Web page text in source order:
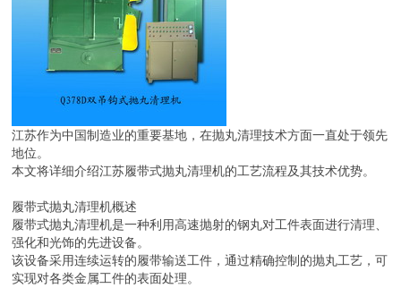
江苏作为中国制造业的重要基地，在抛丸清理技术方面一直处于领先
地位。
本文将详细介绍江苏履带式抛丸清理机的工艺流程及其技术优势。
履带式抛丸清理机概述
履带式抛丸清理机是一种利用高速抛射的钢丸对工件表面进行清理、
强化和光饰的先进设备。
该设备采用连续运转的履带输送工件，通过精确控制的抛丸工艺，可
实现对各类金属工件的表面处理。